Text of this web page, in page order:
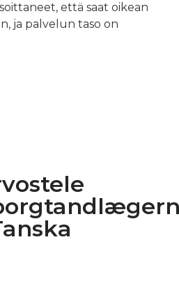
että saat oikean
ja palvelun taso on